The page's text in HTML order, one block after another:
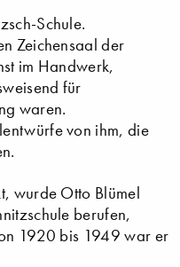
Schule.
Zeichensaal der
im Handwerk,
für
waren.
von ihm, die
wurde Otto Blümel
berufen,
1920 bis 1949 war er